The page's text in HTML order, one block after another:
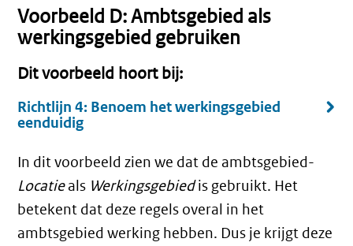
Voorbeeld D: Ambtsgebied als
werkingsgebied gebruiken
Dit voorbeeld hoort bij:
Richtlijn 4: Benoem het werkingsgebied
eenduidig
In dit voorbeeld zien we dat de ambtsgebied-
Locatieals Werkingsgebiedis gebruikt. Het
betekent dat deze regels overal in het
ambtsgebied werking hebben. Dus je krijgt deze